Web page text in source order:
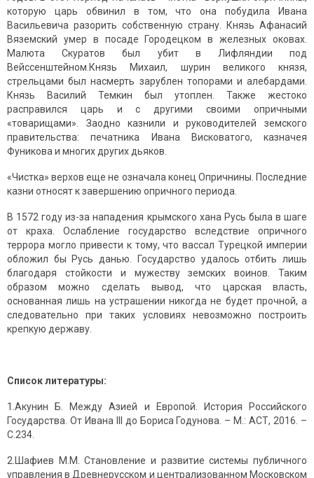
которую царь обвинил в том, что она побудила Ивана
Васильевича разорить собственную страну. Князь Афанасий
Вяземский умер в посаде Городецком в железных оковах.
Малюта Скуратов был убит в Лифляндии под
Вейссенштейном.Князь Михаил, шурин великого князя,
стрельцами был насмерть зарублен топорами и алебардами.
Князь Василий Темкин был утоплен. Также жестоко
расправился царь и с другими своими опричными
«товарищами». Заодно казнили и руководителей земского
правительства: печатника Ивана Висковатого, казначея
Фуникова и многих других дьяков.
«Чистка» верхов еще не означала конец Опричнины. Последние
казни относят к завершению опричного периода.
В 1572 году из-за нападения крымского хана Русь была в шаге
от краха. Ослабление государство вследствие опричного
террора могло привести к тому, что вассал Турецкой империи
обложил бы Русь данью. Государство удалось отбить лишь
благодаря стойкости и мужеству земских воинов. Таким
образом можно сделать вывод, что царская власть,
основанная лишь на устрашении никогда не будет прочной, а
следовательно при таких условиях невозможно построить
крепкую державу.
Список литературы:
1.Акунин Б. Между Азией и Европой. История Российского
Государства. От Ивана III до Бориса Годунова. – М.: АСТ, 2016. –
С.234.
2.Шафиев М.М. Становление и развитие системы публичного
управления в Древнерусском и централизованном Московском